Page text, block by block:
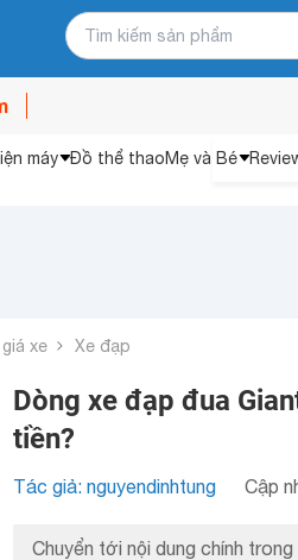
máy Đồ thể thaoMẹ và Bé
xe Xe đạp
Dòng xe đạp đua
tiền?
Tác giả: nguyendinhtung Cập
Chuyển tới nội dung chính trong